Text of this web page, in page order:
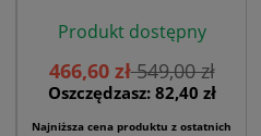
Produkt dostępny
466,60 zł549,00 zł
Oszczędzasz: 82,40 zł
Najniższa cena produktu z ostatnich